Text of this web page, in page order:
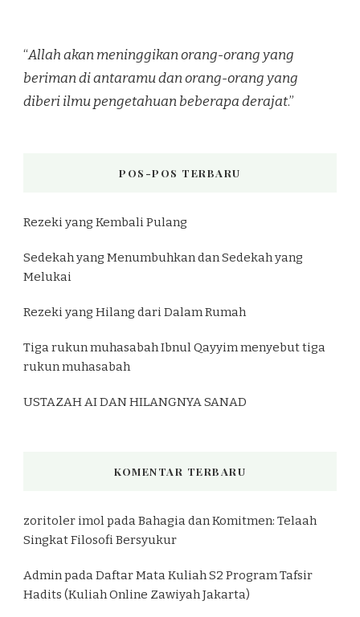
“Allah akan meninggikan orang-orang yang
beriman di antaramu dan orang-orang yang
diberi ilmu pengetahuan beberapa derajat.”
POS-POS TERBARU
Rezeki yang Kembali Pulang
Sedekah yang Menumbuhkan dan Sedekah yang
Melukai
Rezeki yang Hilang dari Dalam Rumah
Tiga rukun muhasabah Ibnul Qayyim menyebut tiga
rukun muhasabah
USTAZAH AI DAN HILANGNYA SANAD
KOMENTAR TERBARU
zoritoler imolpadaBahagia dan Komitmen: Telaah
Singkat Filosofi Bersyukur
AdminpadaDaftar Mata Kuliah S2 Program Tafsir
Hadits (Kuliah Online Zawiyah Jakarta)